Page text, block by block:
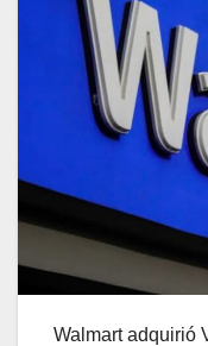
Walmart adquirió